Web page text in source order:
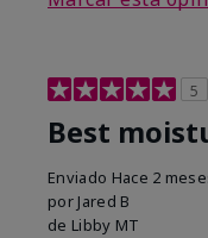
5
Best
Enviado Hace 2
por Jared B
de Libby MT